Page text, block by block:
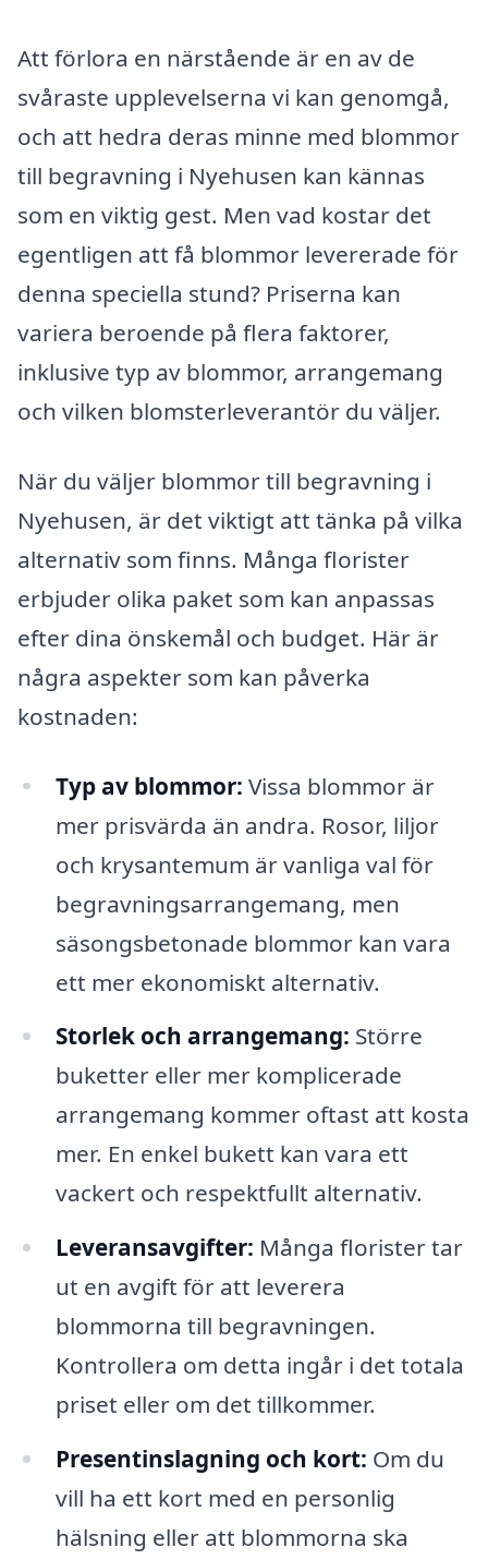
Att förlora en närstående är en av de
svåraste upplevelserna vi kan genomgå,
och att hedra deras minne med blommor
till begravning i Nyehusen kan kännas
som en viktig gest. Men vad kostar det
egentligen att få blommor levererade för
denna speciella stund? Priserna kan
variera beroende på flera faktorer,
inklusive typ av blommor, arrangemang
och vilken blomsterleverantör du väljer.
När du väljer blommor till begravning i
Nyehusen, är det viktigt att tänka på vilka
alternativ som finns. Många florister
erbjuder olika paket som kan anpassas
efter dina önskemål och budget. Här är
några aspekter som kan påverka
kostnaden:
Typ av blommor: Vissa blommor är
mer prisvärda än andra. Rosor, liljor
och krysantemum är vanliga val för
begravningsarrangemang, men
säsongsbetonade blommor kan vara
ett mer ekonomiskt alternativ.
Storlek och arrangemang: Större
buketter eller mer komplicerade
arrangemang kommer oftast att kosta
mer. En enkel bukett kan vara ett
vackert och respektfullt alternativ.
Leveransavgifter: Många florister tar
ut en avgift för att leverera
blommorna till begravningen.
Kontrollera om detta ingår i det totala
priset eller om det tillkommer.
Presentinslagning och kort: Om du
vill ha ett kort med en personlig
hälsning eller att blommorna ska